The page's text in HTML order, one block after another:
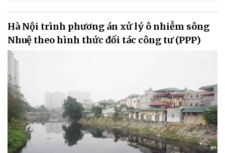
Hà Nội trình phương án xử lý ô nhiễm sông
Nhuệ theo hình thức đối tác công tư (PPP)